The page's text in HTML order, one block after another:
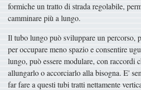
formiche un tratto di strada regolabile,
camminare più a lungo.
Il tubo lungo può sviluppare un percorso,
per occupare meno spazio e consentire
lungo, può essere modulare, con raccordi
allungarlo o accorciarlo alla bisogna. E'
far fare a questi tubi tratti nettamente